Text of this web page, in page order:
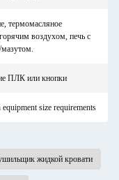
термомасляное
воздухом, печь с
ПЛК или кнопки
size requirements
жидкой кровати